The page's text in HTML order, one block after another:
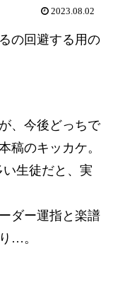
2023.08.02
の回避する用の
、今後どっちで
稿のキッカケ。
い生徒だと、実
ダー運指と楽譜
…。